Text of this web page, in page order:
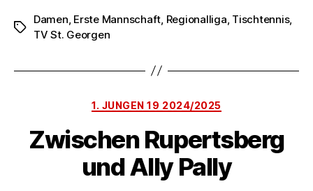
Schlagwörter
Damen, Erste Mannschaft, Regionalliga, Tischtennis,
TV St. Georgen
Kategorien
1. JUNGEN 19 2024/2025
Zwischen Rupertsberg
und Ally Pally